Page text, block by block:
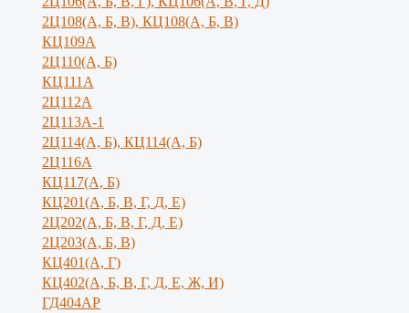
2Ц108(А, Б, В), КЦ108(А, Б, В)
КЦ109А
2Ц110(А, Б)
КЦ111А
2Ц112А
2Ц113А-1
2Ц114(А, Б), КЦ114(А, Б)
2Ц116А
КЦ117(А, Б)
КЦ201(А, Б, В, Г, Д, Е)
2Ц202(А, Б, В, Г, Д, Е)
2Ц203(А, Б, В)
КЦ401(А, Г)
КЦ402(А, Б, В, Г, Д, Е, Ж, И)
ГД404АР